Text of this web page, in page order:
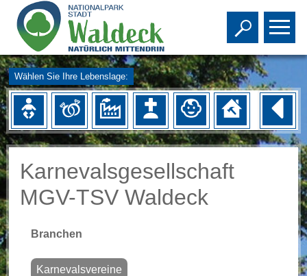
Toggle
Wählen Sie Ihre Lebenslage:
Karnevalsgesellschaft
MGV-TSV Waldeck
Branchen
Karnevalsvereine